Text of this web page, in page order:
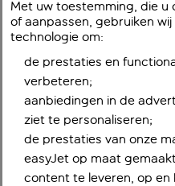
Met uw toestemming, die u
of aanpassen, gebruiken
technologie om:
de prestaties en
verbeteren;
aanbiedingen in de
ziet te personaliseren;
de prestaties van onze
easyJet op maat
content te leveren, op en